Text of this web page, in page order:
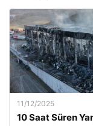
11/12/2025
10 Saat Süren